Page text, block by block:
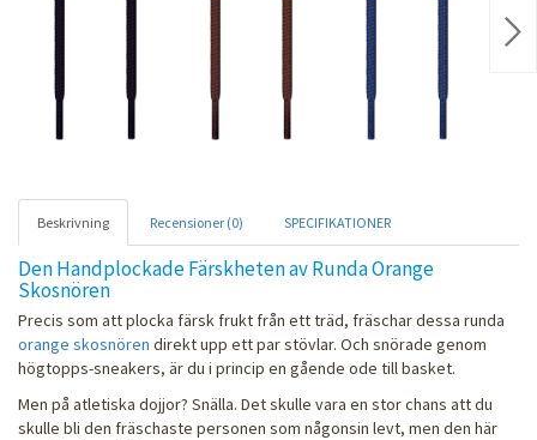
Beskrivning Recensioner (0) SPECIFIKATIONER
Den Handplockade Färskheten av Runda Orange
Skosnören
Precis som att plocka färsk frukt från ett träd, fräschar dessa runda
orange skosnören direkt upp ett par stövlar. Och snörade genom
högtopps-sneakers, är du i princip en gående ode till basket.
Men på atletiska dojjor? Snälla. Det skulle vara en stor chans att du
skulle bli den fräschaste personen som någonsin levt, men den här